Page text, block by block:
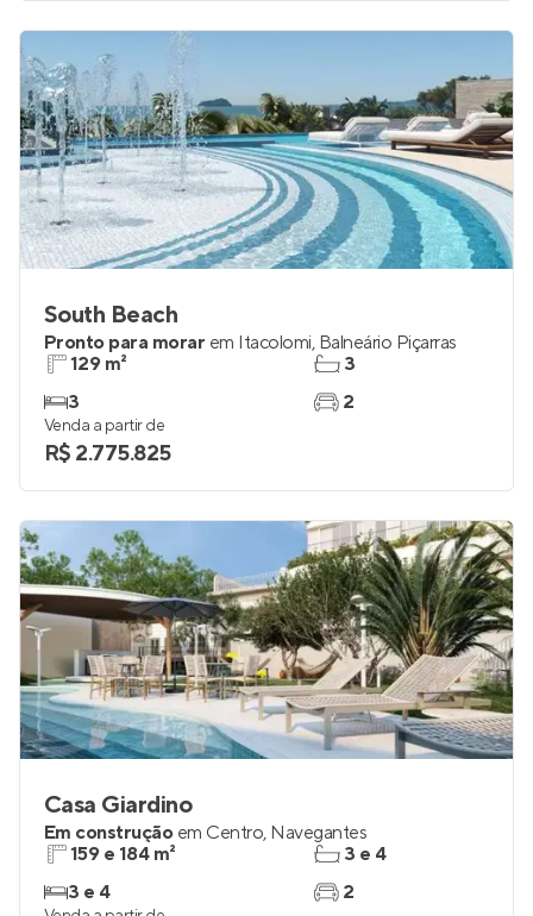
South Beach
Pronto para morar em Itacolomi, Balneário Piçarras
129 m²
3
3
2
Venda a partir de
R$ 2.775.825
Casa Giardino
Em construção em Centro, Navegantes
159 e 184 m²
3 e 4
3 e 4
2